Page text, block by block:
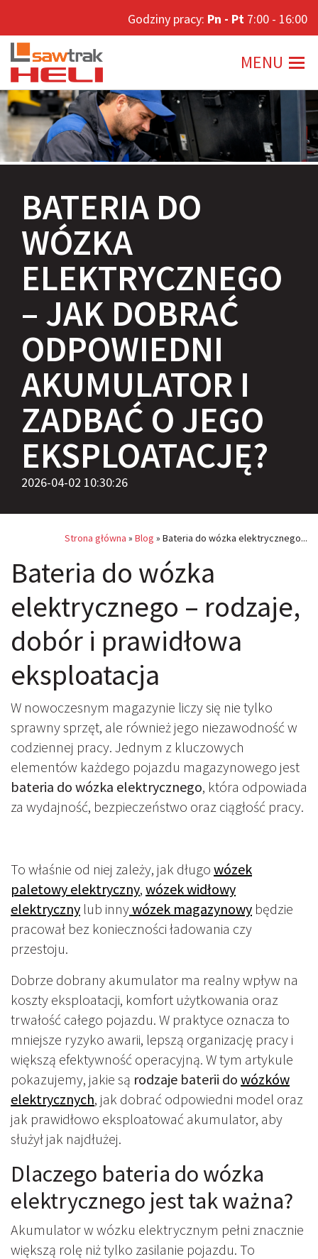
Godziny pracy: Pn - Pt 7:00 - 16:00
MENU
Godziny pracy: Pn - Pt 7:00 - 16:00
MENU
BATERIA DO
WÓZKA
ELEKTRYCZNEGO
– JAK DOBRAĆ
ODPOWIEDNI
AKUMULATOR I
ZADBAĆ O JEGO
EKSPLOATACJĘ?
2026-04-02 10:30:26
Strona główna » Blog » Bateria do wózka elektrycznego...
Bateria do wózka
elektrycznego – rodzaje,
dobór i prawidłowa
eksploatacja
W nowoczesnym magazynie liczy się nie tylko
sprawny sprzęt, ale również jego niezawodność w
codziennej pracy. Jednym z kluczowych
elementów każdego pojazdu magazynowego jest
bateria do wózka elektrycznego, która odpowiada
za wydajność, bezpieczeństwo oraz ciągłość pracy.
To właśnie od niej zależy, jak długo wózek
paletowy elektryczny, wózek widłowy
elektryczny lub innywózek magazynowy będzie
pracował bez konieczności ładowania czy
przestoju.
Dobrze dobrany akumulator ma realny wpływ na
koszty eksploatacji, komfort użytkowania oraz
trwałość całego pojazdu. W praktyce oznacza to
mniejsze ryzyko awarii, lepszą organizację pracy i
większą efektywność operacyjną. W tym artykule
pokazujemy, jakie są rodzaje baterii do wózków
elektrycznych, jak dobrać odpowiedni model oraz
jak prawidłowo eksploatować akumulator, aby
służył jak najdłużej.
Dlaczego bateria do wózka
elektrycznego jest tak ważna?
Akumulator w wózku elektrycznym pełni znacznie
większą rolę niż tylko zasilanie pojazdu. To